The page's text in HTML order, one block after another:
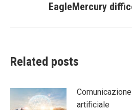
Next
EagleMercury
Related posts
artificiale